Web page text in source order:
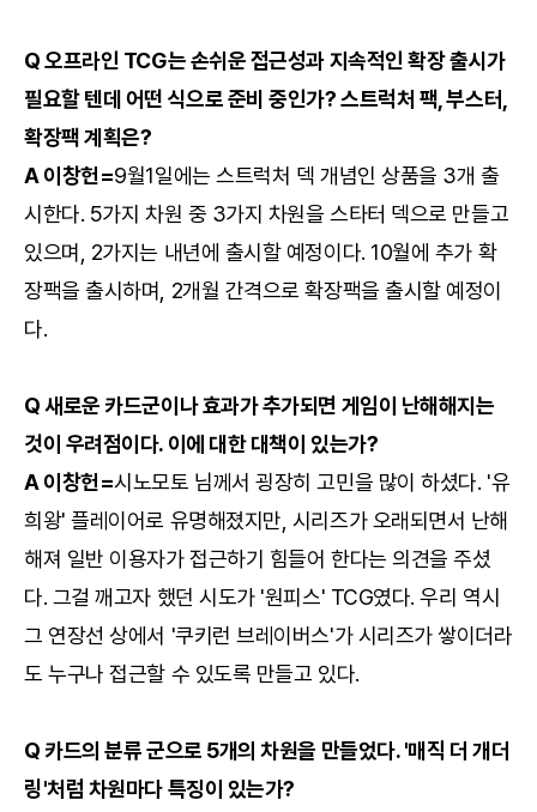
Q 오프라인 TCG는 손쉬운 접근성과 지속적인 확장 출시가
필요할 텐데 어떤 식으로 준비 중인가? 스트럭처 팩, 부스터,
확장팩 계획은?
A 이창헌=9월1일에는 스트럭처 덱 개념인 상품을 3개 출
시한다. 5가지 차원 중 3가지 차원을 스타터 덱으로 만들고
있으며, 2가지는 내년에 출시할 예정이다. 10월에 추가 확
장팩을 출시하며, 2개월 간격으로 확장팩을 출시할 예정이
다.
Q 새로운 카드군이나 효과가 추가되면 게임이 난해해지는
것이 우려점이다. 이에 대한 대책이 있는가?
A 이창헌=시노모토 님께서 굉장히 고민을 많이 하셨다. '유
희왕' 플레이어로 유명해졌지만, 시리즈가 오래되면서 난해
해져 일반 이용자가 접근하기 힘들어 한다는 의견을 주셨
다. 그걸 깨고자 했던 시도가 '원피스' TCG였다. 우리 역시
그 연장선 상에서 '쿠키런 브레이버스'가 시리즈가 쌓이더라
도 누구나 접근할 수 있도록 만들고 있다.
Q 카드의 분류 군으로 5개의 차원을 만들었다. '매직 더 개더
링'처럼 차원마다 특징이 있는가?